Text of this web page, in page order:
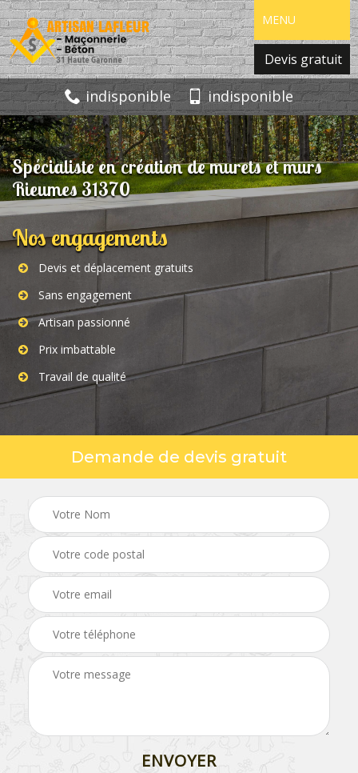
MENU
Devis gratuit
indisponible indisponible
Spécialiste en création de murets et murs
Rieumes 31370
Nos engagements
Devis et déplacement gratuits
Sans engagement
Artisan passionné
Prix imbattable
Travail de qualité
Demande de devis gratuit